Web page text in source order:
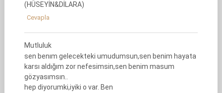
(HÜSEYİN&DİLARA)
Cevapla
Mutluluk
sen benım gelecekteki umudumsun,sen benim hayata
karsı aldığım zor nefesimsin,sen benim masum
gözyasımsın..
hep diyorumki,iyiki o var. Ben